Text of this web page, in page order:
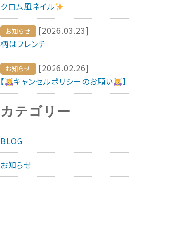
クロム風ネイル
お知らせ
[2026.03.23]
柄はフレンチ
お知らせ
[2026.02.26]
【
キャンセルポリシーのお願い 】
カテゴリー
BLOG
お知らせ